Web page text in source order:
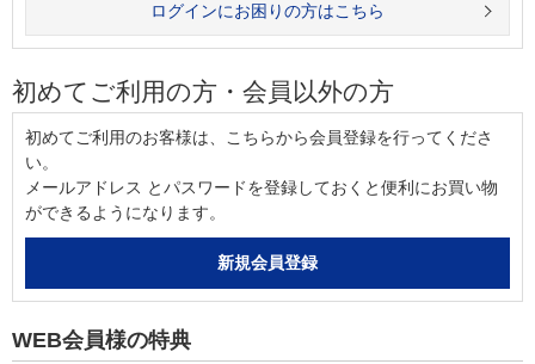
ログインにお困りの方はこちら
初めてご利用の方・会員以外の方
初めてご利用のお客様は、こちらから会員登録を行ってくださ
い。
メールアドレス とパスワードを登録しておくと便利にお買い物
ができるようになります。
WEB会員様の特典